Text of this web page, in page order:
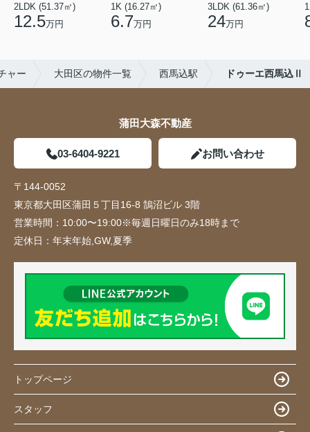
2LDK (51.37㎡)
12.5万円
1K (16.27㎡)
6.7万円
3LDK (61.36㎡)
24万円
ャー 大田区の物件一覧 西馬込駅 ドゥーエ西馬込Ⅱ
蒲田大森不動産
03-6404-9221 お問い合わせ
〒144-0052
東京都大田区蒲田５丁目16-8 鵠沼ビル 3階
営業時間： 10:00〜19:00※毎週日曜日のみ18時まで
定休日： 年末年始,GW,夏季
トップページ
スタッフ